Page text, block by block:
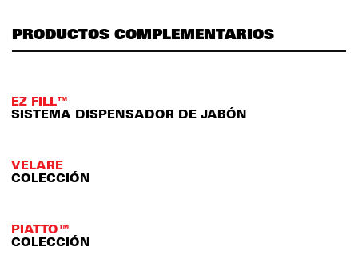
PRODUCTOS COMPLEMENTARIOS
EZ FILL™
SISTEMA DISPENSADOR DE JABÓN
VELARE
COLECCIÓN
PIATTO™
COLECCIÓN